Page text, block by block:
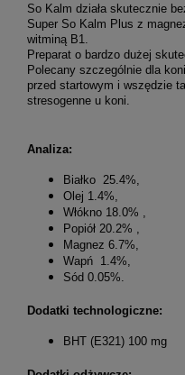
So Kalm działa skutecznie
Super So Kalm Plus z
witminą B1.
Preparat o bardzo dużej
Polecany szczególnie dla
przed startowym i wszędzie
stresogenne u koni.
Analiza:
Białko 25.4%,
Olej 1.4%,
Włókno 18.0% ,
Popiół 20.2% ,
Magnez 6.7%,
Wapń 1.4%,
Sód 0.05%.
Dodatki technologiczne:
BHT (E321) 100 mg